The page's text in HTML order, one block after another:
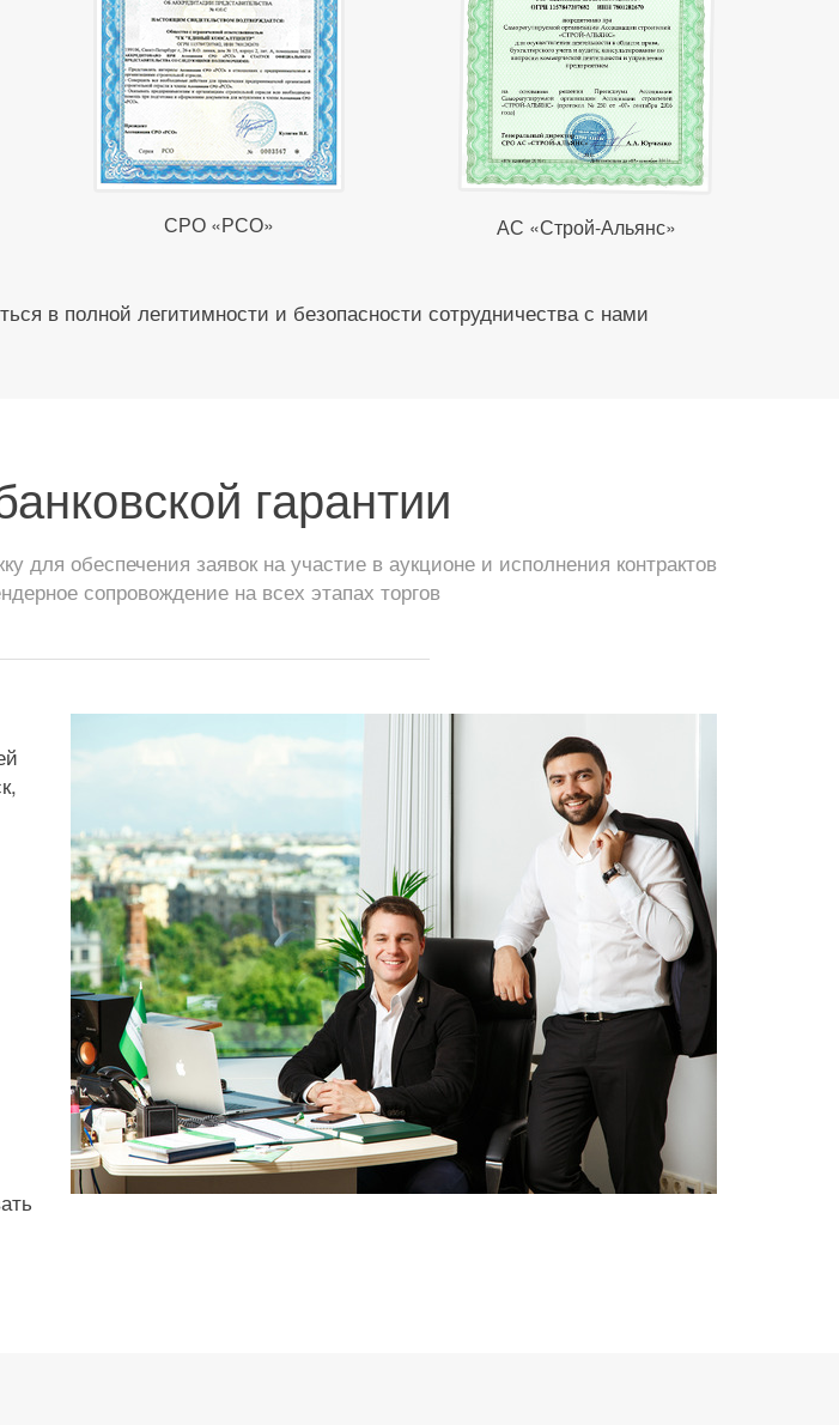
СРО «РСО» АС «Строй-Альянс»
в полной легитимности и безопасности сотрудничества с нами
гарантии
обеспечения заявок на участие в аукционе и исполнения контрактов
сопровождение на всех этапах торгов